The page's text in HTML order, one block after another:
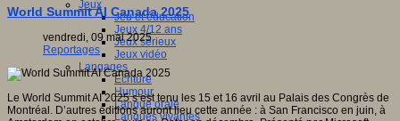
Jeux
Jeu et éducation
Jeux 4/12 ans
Jeux sérieux
Jeux vidéo
Langages
Ecriture
Humour
Langue orale
Langues vivantes
World Summit AI Canada 2025
vendredi, 09 mai 2025
Reportages
Le World Summit AI 2025 s’est tenu les 15 et 16 avril au Palais des Congrès de
Montréal. D’autres éditions auront lieu cette année : à San Francisco en juin, à